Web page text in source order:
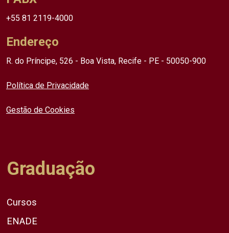
+55 81 2119-4000
Endereço
R. do Príncipe, 526 - Boa Vista, Recife - PE - 50050-900
Política de Privacidade
Gestão de Cookies
Graduação
Cursos
ENADE